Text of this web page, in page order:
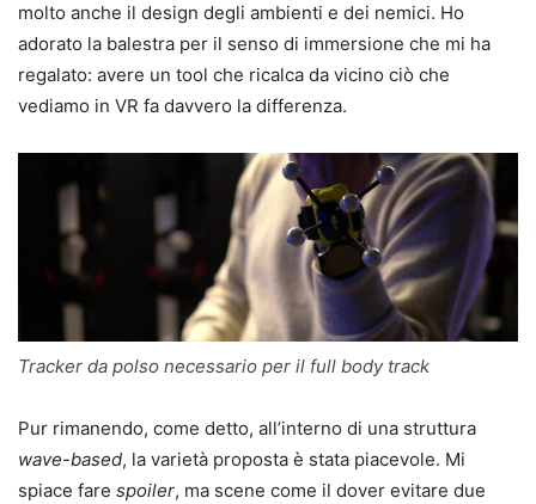
molto anche il design degli ambienti e dei nemici. Ho
adorato la balestra per il senso di immersione che mi ha
regalato: avere un tool che ricalca da vicino ciò che
vediamo in VR fa davvero la differenza.
Tracker da polso necessario per il full body track
Pur rimanendo, come detto, all’interno di una struttura
wave-based, la varietà proposta è stata piacevole. Mi
spiace fare spoiler, ma scene come il dover evitare due